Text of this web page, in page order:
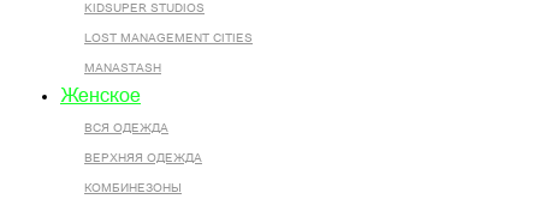
KIDSUPER STUDIOS
LOST MANAGEMENT CITIES
MANASTASH
Женское
ВСЯ ОДЕЖДА
ВЕРХНЯЯ ОДЕЖДА
КОМБИНЕЗОНЫ